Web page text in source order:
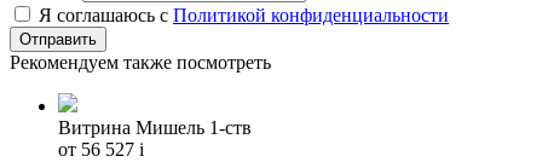
Я соглашаюсь с Политикой конфиденциальности
Рекомендуем также посмотреть
Витрина Мишель 1-ств
от 56 527 i